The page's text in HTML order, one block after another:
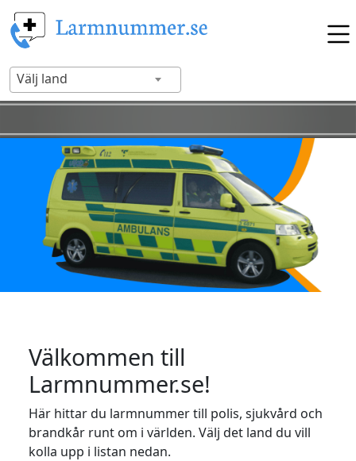
Välj land
Välkommen till
Larmnummer.se!
Här hittar du larmnummer till polis, sjukvård och
brandkår runt om i världen. Välj det land du vill
kolla upp i listan nedan.